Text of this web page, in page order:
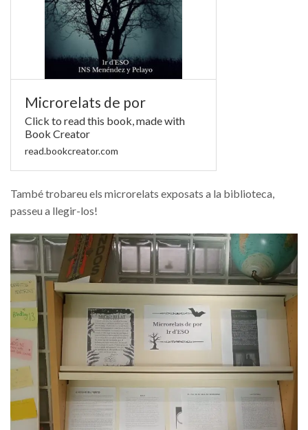
Microrelats de por
Click to read this book, made with
Book Creator
read.bookcreator.com
També trobareu els microrelats exposats a la biblioteca,
passeu a llegir-los!